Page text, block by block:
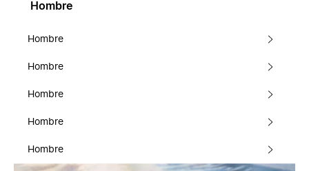
Hombre
Hombre
Hombre
Hombre
Hombre
Hombre